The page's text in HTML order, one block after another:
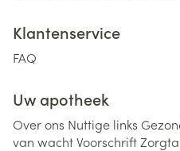
Klantenservice
FAQ
Uw apotheek
Over ons Nuttige links
van wachtVoorschrift